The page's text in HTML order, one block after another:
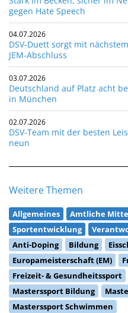
gegen Hate Speech
04.07.2026
DSV-Duett sorgt mit
JEM-Abschluss
03.07.2026
Deutschland auf Platz acht
in München
02.07.2026
DSV-Team mit der besten
neun
Weitere Themen
Allgemeines Amtliche
Sportentwicklung
Anti-Doping
Bildung
Europameisterschaft (EM)
Freizeit- & Gesundheitssport
Masterssport Bildung
Masterssport Schwimmen